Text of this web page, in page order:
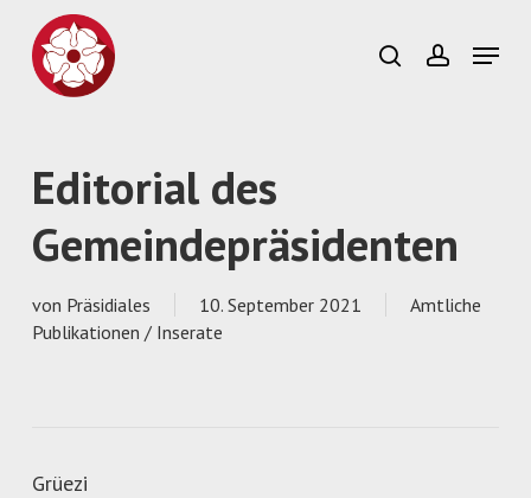
main
content
searchaccount
Menu
Editorial des
Gemeindepräsidenten
von Präsidiales 10. September 2021
Amtliche
Publikationen / Inserate
Grüezi